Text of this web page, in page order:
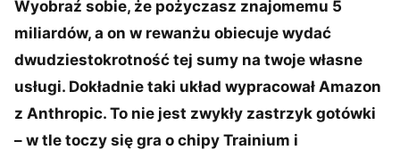
Wyobraź sobie, że pożyczasz znajomemu 5
miliardów, a on w rewanżu obiecuje wydać
dwudziestokrotność tej sumy na twoje własne
usługi. Dokładnie taki układ wypracował Amazon
z Anthropic. To nie jest zwykły zastrzyk gotówki
– w tle toczy się gra o chipy Trainium i